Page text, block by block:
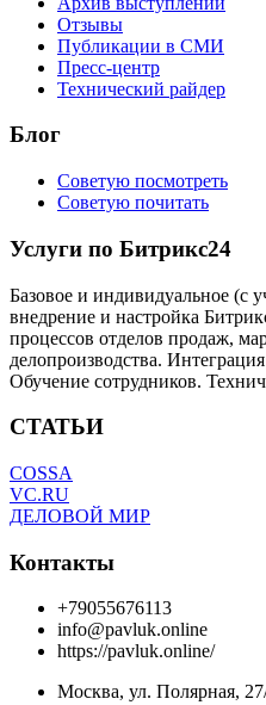
Отзывы
Публикации в СМИ
Пресс-центр
Технический райдер
Блог
Советую посмотреть
Советую почитать
Услуги по Битрикс24
Базовое и индивидуальное (с
внедрение и настройка
процессов отделов продаж,
делопроизводства.
Обучение сотрудников.
СТАТЬИ
COSSA
VC.RU
ДЕЛОВОЙ МИР
Контакты
+79055676113
info@pavluk.online
https://pavluk.online/
Москва, ул. Полярная,